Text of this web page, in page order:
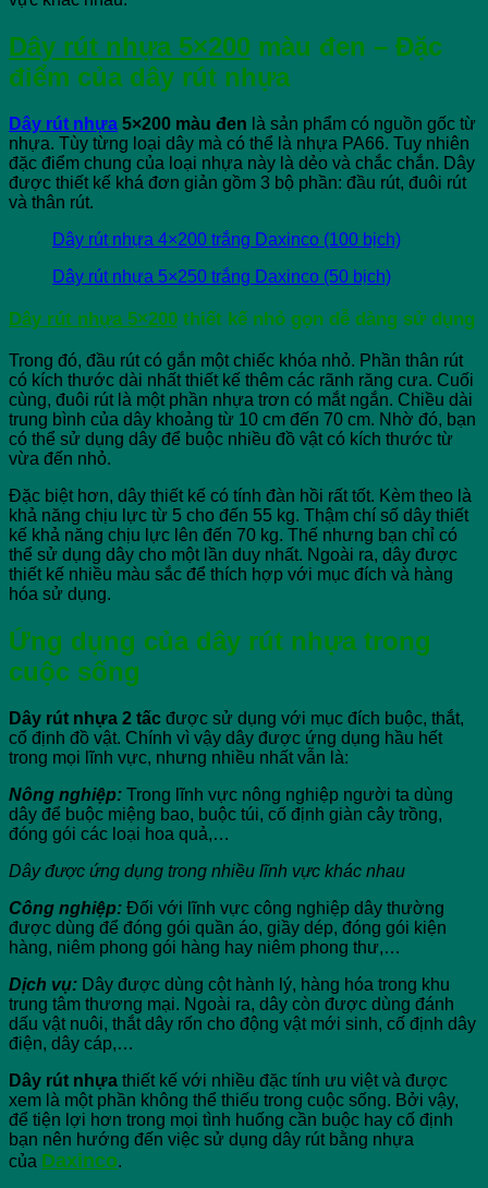
Dây rút nhựa 5×200 màu đen – Đặc
điểm của dây rút nhựa
Dây rút nhựa 5×200 màu đen là sản phẩm có nguồn gốc từ
nhựa. Tùy từng loại dây mà có thể là nhựa PA66. Tuy nhiên
đặc điểm chung của loại nhựa này là dẻo và chắc chắn. Dây
được thiết kế khá đơn giản gồm 3 bộ phần: đầu rút, đuôi rút
và thân rút.
Dây rút nhựa 4×200 trắng Daxinco (100 bịch)
Dây rút nhựa 5×250 trắng Daxinco (50 bịch)
Dây rút nhựa 5×200 thiết kế nhỏ gọn dễ dàng sử dụng
Trong đó, đầu rút có gắn một chiếc khóa nhỏ. Phần thân rút
có kích thước dài nhất thiết kế thêm các rãnh răng cưa. Cuối
cùng, đuôi rút là một phần nhựa trơn có mắt ngắn. Chiều dài
trung bình của dây khoảng từ 10 cm đến 70 cm. Nhờ đó, bạn
có thể sử dụng dây để buộc nhiều đồ vật có kích thước từ
vừa đến nhỏ.
Đặc biệt hơn, dây thiết kế có tính đàn hồi rất tốt. Kèm theo là
khả năng chịu lực từ 5 cho đến 55 kg. Thậm chí số dây thiết
kế khả năng chịu lực lên đến 70 kg. Thế nhưng bạn chỉ có
thể sử dụng dây cho một lần duy nhất. Ngoài ra, dây được
thiết kế nhiều màu sắc để thích hợp với mục đích và hàng
hóa sử dụng.
Ứng dụng của dây rút nhựa trong
cuộc sống
Dây rút nhựa 2 tấc được sử dụng với mục đích buộc, thắt,
cố định đồ vật. Chính vì vậy dây được ứng dụng hầu hết
trong mọi lĩnh vực, nhưng nhiều nhất vẫn là:
Nông nghiệp: Trong lĩnh vực nông nghiệp người ta dùng
dây để buộc miệng bao, buộc túi, cố định giàn cây trồng,
đóng gói các loại hoa quả,…
Dây được ứng dụng trong nhiều lĩnh vực khác nhau
Công nghiệp: Đối với lĩnh vực công nghiệp dây thường
được dùng để đóng gói quần áo, giầy dép, đóng gói kiện
hàng, niêm phong gói hàng hay niêm phong thư,…
Dịch vụ: Dây được dùng cột hành lý, hàng hóa trong khu
trung tâm thương mại. Ngoài ra, dây còn được dùng đánh
dấu vật nuôi, thắt dây rốn cho động vật mới sinh, cố định dây
điện, dây cáp,…
Dây rút nhựa thiết kế với nhiều đặc tính ưu việt và được
xem là một phần không thể thiếu trong cuộc sống. Bởi vậy,
để tiện lợi hơn trong mọi tình huống cần buộc hay cố định
bạn nên hướng đến việc sử dụng dây rút bằng nhựa
của Daxinco.